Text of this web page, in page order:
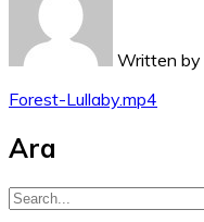
Written by
Forest-Lullaby.mp4
Ara